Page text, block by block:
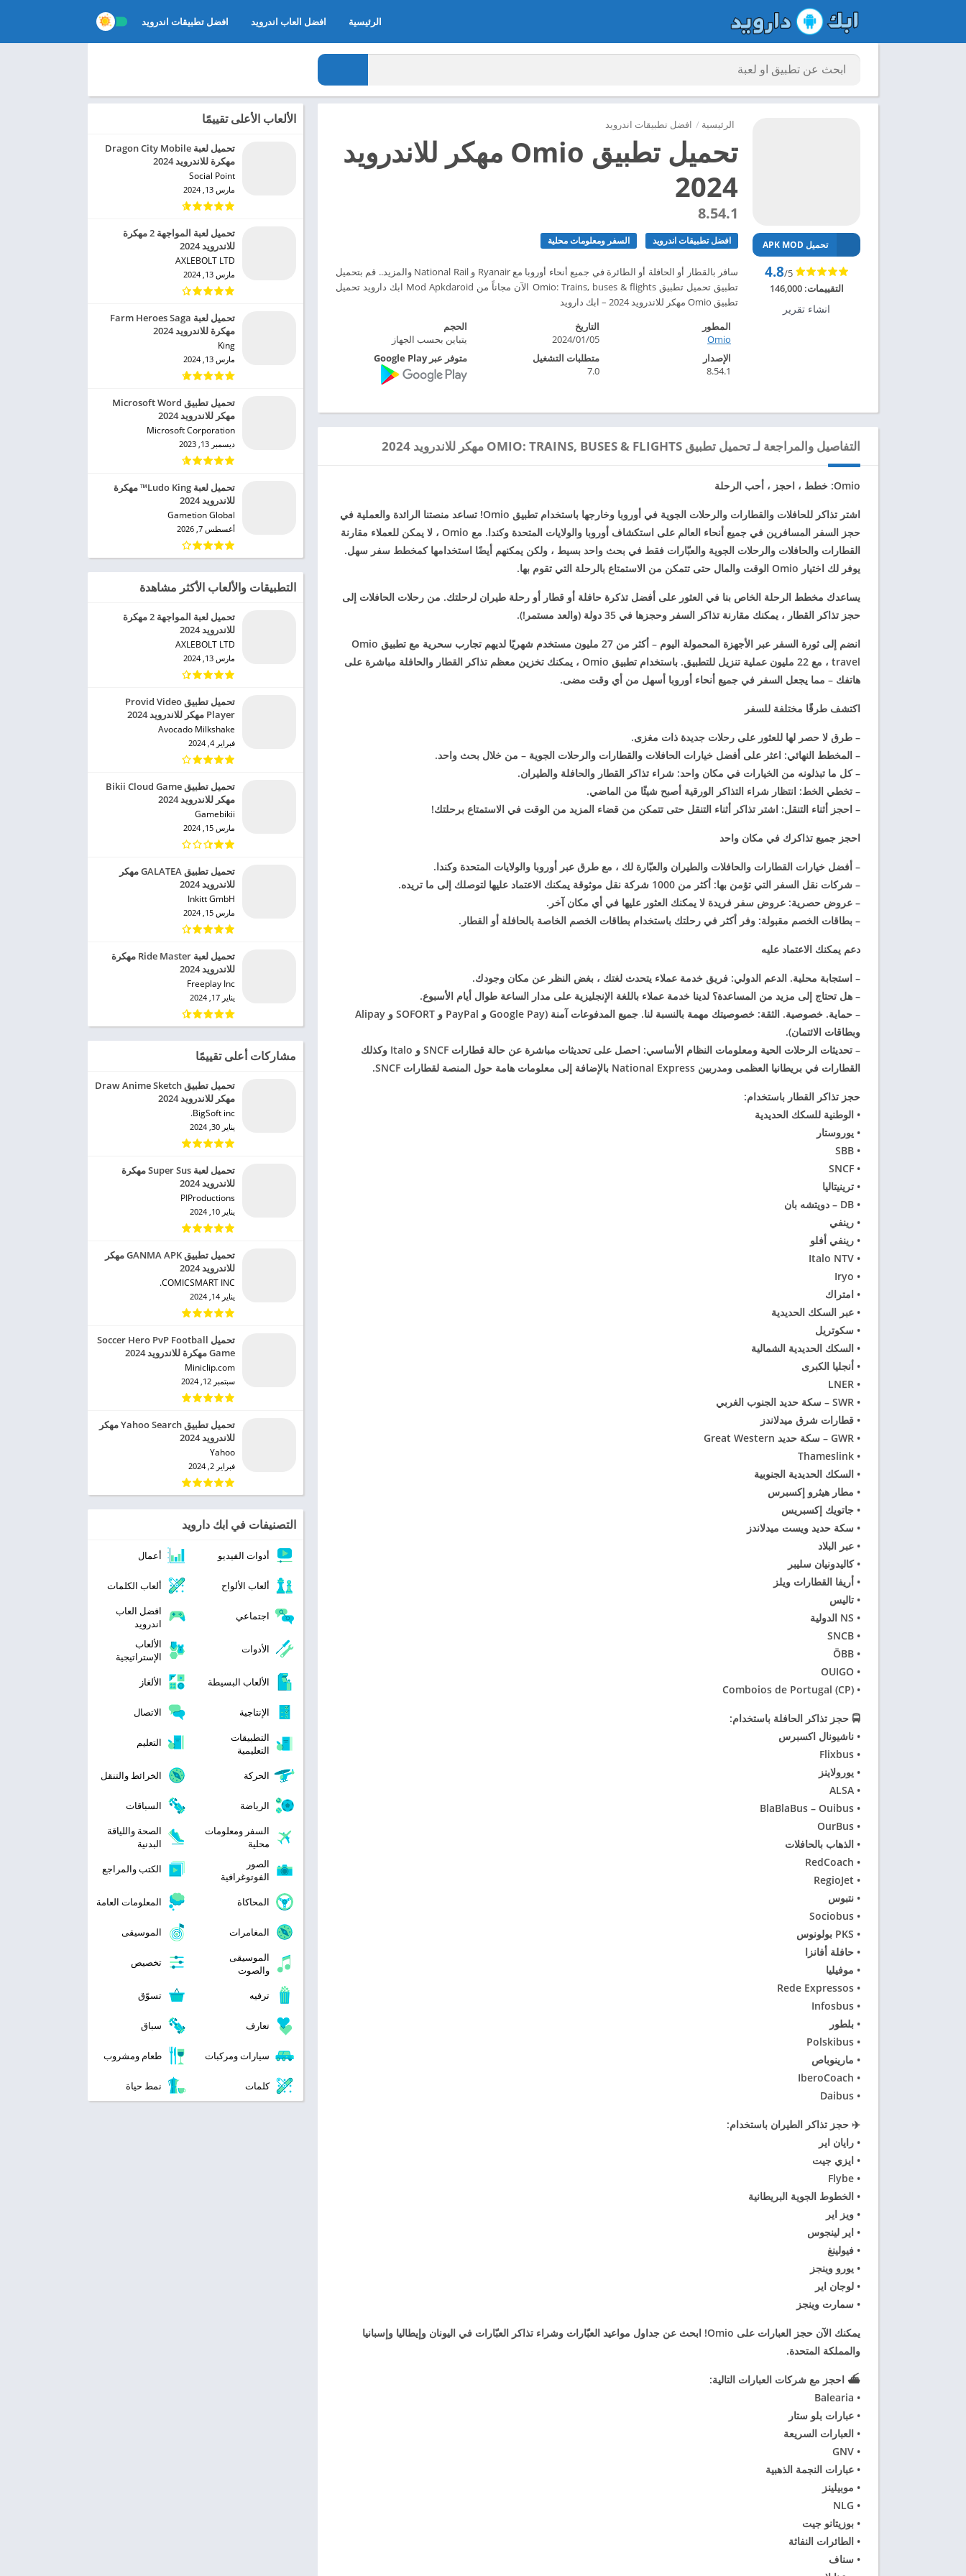
الرئيسية افضل العاب اندرويد افضل تطبيقات اندرويد
الرئيسية / افضل تطبيقات اندرويد
تحميل تطبيق Omio مهكر للاندرويد
2024
8.54.1
افضل تطبيقات اندرويد السفر ومعلومات محلية
سافر بالقطار أو الحافلة أو الطائرة في جميع أنحاء أوروبا مع Ryanair و National Rail والمزيد.. قم بتحميل
تطبيق تحميل تطبيق Omio: Trains, buses & flights الآن مجاناً من Mod Apkdaroid ابك دارويد تحميل
تطبيق Omio مهكر للاندرويد 2024 – ابك دارويد
تحميل APK MOD
4.8/5
التقييمات:146,000
انشاء تقرير
المطور
Omio‏
التاريخ
2024/01/05
الحجم
يتباين بحسب الجهاز
الإصدار
8.54.1
متطلبات التشغيل
7.0
متوفر عبر Google Play
التفاصيل والمراجعة لـ تحميل تطبيق OMIO: TRAINS, BUSES & FLIGHTS مهكر للاندرويد 2024
Omio: خطط ، احجز ، أحب الرحلة
اشتر تذاكر للحافلات والقطارات والرحلات الجوية في أوروبا وخارجها باستخدام تطبيق Omio! تساعد منصتنا الرائدة والعملية في
حجز السفر المسافرين في جميع أنحاء العالم على استكشاف أوروبا والولايات المتحدة وكندا. مع Omio ، لا يمكن للعملاء مقارنة
القطارات والحافلات والرحلات الجوية والعبّارات فقط في بحث واحد بسيط ، ولكن يمكنهم أيضًا استخدامها كمخطط سفر سهل.
يوفر لك اختيار Omio الوقت والمال حتى تتمكن من الاستمتاع بالرحلة التي تقوم بها.
يساعدك مخطط الرحلة الخاص بنا في العثور على أفضل تذكرة حافلة أو قطار أو رحلة طيران لرحلتك. من رحلات الحافلات إلى
حجز تذاكر القطار ، يمكنك مقارنة تذاكر السفر وحجزها في 35 دولة (والعد مستمر!).
انضم إلى ثورة السفر عبر الأجهزة المحمولة اليوم – أكثر من 27 مليون مستخدم شهريًا لديهم تجارب سحرية مع تطبيق Omio
travel ، مع 22 مليون عملية تنزيل للتطبيق. باستخدام تطبيق Omio ، يمكنك تخزين معظم تذاكر القطار والحافلة مباشرة على
هاتفك – مما يجعل السفر في جميع أنحاء أوروبا أسهل من أي وقت مضى.
اكتشف طرقًا مختلفة للسفر
– طرق لا حصر لها للعثور على رحلات جديدة ذات مغزى.
– المخطط النهائي: اعثر على أفضل خيارات الحافلات والقطارات والرحلات الجوية – من خلال بحث واحد.
– كل ما تبذلونه من الخيارات في مكان واحد: شراء تذاكر القطار والحافلة والطيران.
– تخطي الخط: انتظار شراء التذاكر الورقية أصبح شيئًا من الماضي.
– احجز أثناء التنقل: اشتر تذاكر أثناء التنقل حتى تتمكن من قضاء المزيد من الوقت في الاستمتاع برحلتك!
احجز جميع تذاكرك في مكان واحد
– أفضل خيارات القطارات والحافلات والطيران والعبّارة لك ، مع طرق عبر أوروبا والولايات المتحدة وكندا.
– شركات نقل السفر التي تؤمن بها: أكثر من 1000 شركة نقل موثوقة يمكنك الاعتماد عليها لتوصلك إلى ما تريده.
– عروض حصرية: عروض سفر فريدة لا يمكنك العثور عليها في أي مكان آخر.
– بطاقات الخصم مقبولة: وفر أكثر في رحلتك باستخدام بطاقات الخصم الخاصة بالحافلة أو القطار.
دعم يمكنك الاعتماد عليه
– استجابة محلية. الدعم الدولي: فريق خدمة عملاء يتحدث لغتك ، بغض النظر عن مكان وجودك.
– هل تحتاج إلى مزيد من المساعدة؟ لدينا خدمة عملاء باللغة الإنجليزية على مدار الساعة طوال أيام الأسبوع.
– حماية. خصوصية. الثقة: خصوصيتك مهمة بالنسبة لنا. جميع المدفوعات آمنة (Google Pay و PayPal و SOFORT و Alipay
وبطاقات الائتمان).
– تحديثات الرحلات الحية ومعلومات النظام الأساسي: احصل على تحديثات مباشرة عن حالة قطارات SNCF و Italo وكذلك
القطارات في بريطانيا العظمى ومدربين National Express بالإضافة إلى معلومات هامة حول المنصة لقطارات SNCF.
حجز تذاكر القطار باستخدام:
• الوطنية للسكك الحديدية
• يوروستار
• SBB
• SNCF
• ترينيتاليا
• DB – دويتشه بان
• رينفي
• رينفي أفلو
• Italo NTV
• Iryo
• امتراك
• عبر السكك الحديدية
• سكوتريل
• السكك الحديدية الشمالية
• أنجليا الكبرى
• LNER
• SWR – سكة حديد الجنوب الغربي
• قطارات شرق ميدلاندز
• GWR – سكة حديد Great Western
• Thameslink
• السكك الحديدية الجنوبية
• مطار هيثرو إكسبرس
• جاتويك إكسبريس
• سكة حديد ويست ميدلاندز
• عبر البلاد
• كاليدونيان سليبر
• أريفا القطارات ويلز
• تاليس
• NS الدولية
• SNCB
• ÖBB
• OUIGO
• Comboios de Portugal (CP)
🚍 حجز تذاكر الحافلة باستخدام:
• ناشيونال اكسبرس
• Flixbus
• يورولاينز
• ALSA
• BlaBlaBus – Ouibus
• OurBus
• الذهاب بالحافلات
• RedCoach
• RegioJet
• نتبوس
• Sociobus
• PKS بولونوس
• حافلة أفانزا
• موفيليا
• Rede Expressos
• Infosbus
• بلطور
• Polskibus
• مارينوباص
• IberoCoach
• Daibus
✈️ حجز تذاكر الطيران باستخدام:
• رايان اير
• ايزي جيت
• Flybe
• الخطوط الجوية البريطانية
• ويز اير
• اير لينجوس
• فيولينغ
• يورو وينجز
• لوجان اير
• سمارت وينجز
يمكنك الآن حجز العبارات على Omio! ابحث عن جداول مواعيد العبّارات وشراء تذاكر العبّارات في اليونان وإيطاليا وإسبانيا
والمملكة المتحدة.
⛴️ احجز مع شركات العبارات التالية:
• Balearia
• عبارات بلو ستار
• العبارات السريعة
• GNV
• عبارات النجمة الذهبية
• موبيلينز
• NLG
• بوزيتانو جيت
• الطائرات النفاثة
• سناف
الألعاب الأعلى تقييمًا
تحميل لعبة Dragon City Mobile
مهكرة للاندرويد 2024
Social Point‏
مارس 13, 2024
تحميل لعبة المواجهة 2 مهكرة
للاندرويد 2024
AXLEBOLT LTD‏
مارس 13, 2024
تحميل لعبة Farm Heroes Saga
مهكرة للاندرويد 2024
King‏
مارس 13, 2024
تحميل تطبيق Microsoft Word
مهكر للاندرويد 2024
Microsoft Corporation‏
ديسمبر 13, 2023
تحميل لعبة Ludo King™ مهكرة
للاندرويد 2024
Gametion Global‏
أغسطس 7, 2026
التطبيقات والألعاب الأكثر مشاهدة
تحميل لعبة المواجهة 2 مهكرة
للاندرويد 2024
AXLEBOLT LTD‏
مارس 13, 2024
تحميل تطبيق Provid Video
Player مهكر للاندرويد 2024
Avocado Milkshake‏
فبراير 4, 2024
تحميل تطبيق Bikii Cloud Game
مهكر للاندرويد 2024
Gamebikii‏
مارس 15, 2024
تحميل تطبيق GALATEA مهكر
للاندرويد 2024
Inkitt GmbH‏
مارس 15, 2024
تحميل لعبة Ride Master مهكرة
للاندرويد 2024
Freeplay Inc‏
يناير 17, 2024
مشاركات أعلى تقييمًا
تحميل تطبيق Draw Anime Sketch
مهكر للاندرويد 2024
BigSoft inc.‏
يناير 30, 2024
تحميل لعبة Super Sus مهكرة
للاندرويد 2024
PIProductions‏
يناير 10, 2024
تحميل تطبيق GANMA APK مهكر
للاندرويد 2024
COMICSMART INC.‏
يناير 14, 2024
تحميل Soccer Hero PvP Football
Game مهكرة للاندرويد 2024
Miniclip.com‏
سبتمبر 12, 2024
تحميل تطبيق Yahoo Search مهكر
للاندرويد 2024
Yahoo‏
فبراير 2, 2024
التصنيفات في ابك دارويد
أدوات الفيديو أعمال
ألعاب الألواح ألعاب الكلمات
اجتماعي
افضل العاب
اندرويد
الأدوات
الألعاب
الإستراتيجية
الألعاب البسيطة
الألغاز
الإنتاجية
الاتصال
التطبيقات
التعليمية
التعليم
الحركة الخرائط والتنقل
الرياضة
السباقات
السفر ومعلومات
محلية
الصحة واللياقة
البدنية
الصور
الفوتوغرافية
الكتب والمراجع
المحاكاة المعلومات العامة
المغامرات
الموسيقى
الموسيقى
والصوت
تخصيص
ترفيه تسوّق
تعارف سباق
سيارات ومركبات طعام ومشروب
كلمات نمط حياة